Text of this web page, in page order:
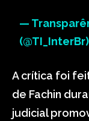
—
A crítica foi
de Fachin
judicial